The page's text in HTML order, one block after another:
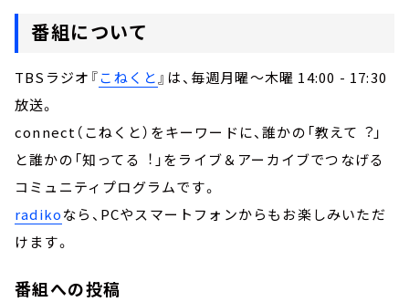
番組について
TBSラジオ『こねくと』は、毎週月曜～木曜 14:00 - 17:30
放送。
connect（こねくと）をキーワードに、誰かの「教えて︖」
と誰かの「知ってる︕」をライブ＆アーカイブでつなげる
コミュニティプログラムです。
radikoなら、PCやスマートフォンからもお楽しみいただ
けます。
番組への投稿